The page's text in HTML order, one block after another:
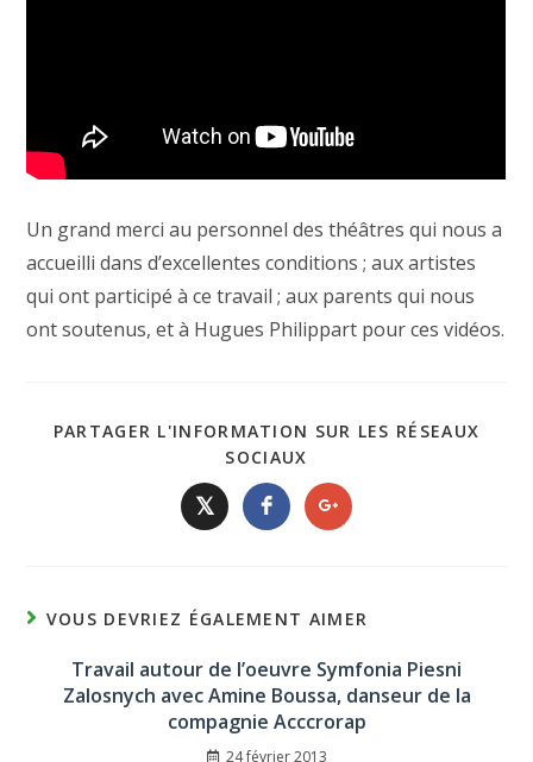
Un grand merci au personnel des théâtres qui nous a
accueilli dans d’excellentes conditions ; aux artistes
qui ont participé à ce travail ; aux parents qui nous
ont soutenus, et à Hugues Philippart pour ces vidéos.
PARTAGER L'INFORMATION SUR LES RÉSEAUX
SOCIAUX
𝕏
VOUS DEVRIEZ ÉGALEMENT AIMER
Travail autour de l’oeuvre Symfonia Piesni
Zalosnych avec Amine Boussa, danseur de la
compagnie Acccrorap
24 février 2013